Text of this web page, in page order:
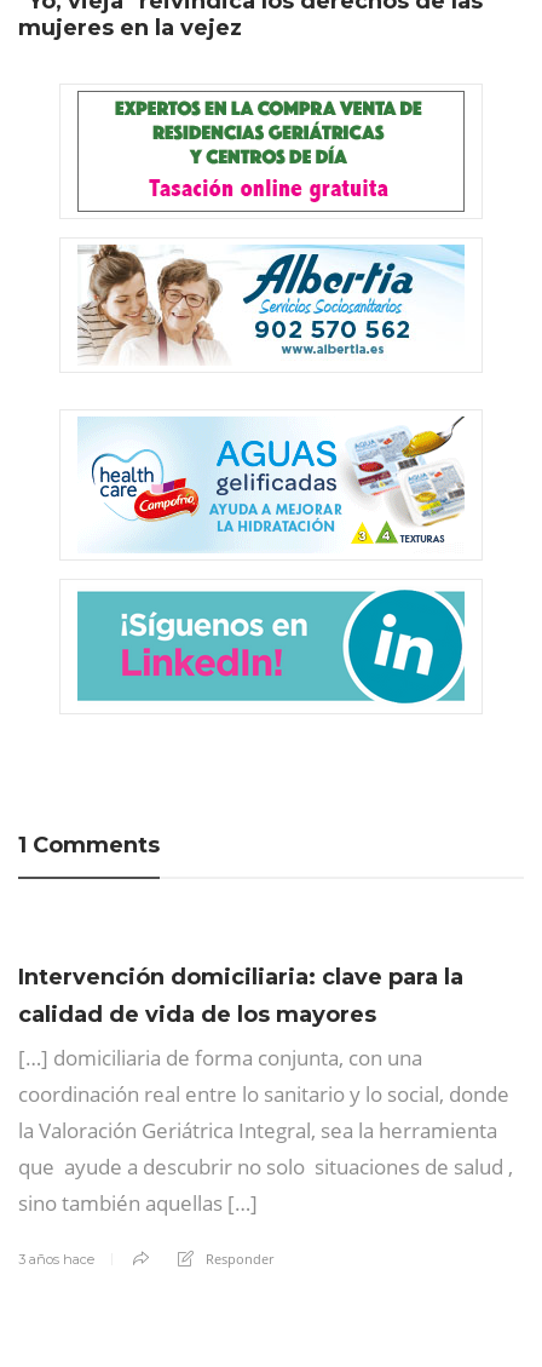
mujeres en la vejez
1 Comments
Intervención domiciliaria: clave para la
calidad de vida de los mayores
[…] domiciliaria de forma conjunta, con una
coordinación real entre lo sanitario y lo social, donde
la Valoración Geriátrica Integral, sea la herramienta
que ayude a descubrir no solo situaciones de salud ,
sino también aquellas […]
3 años hace Responder